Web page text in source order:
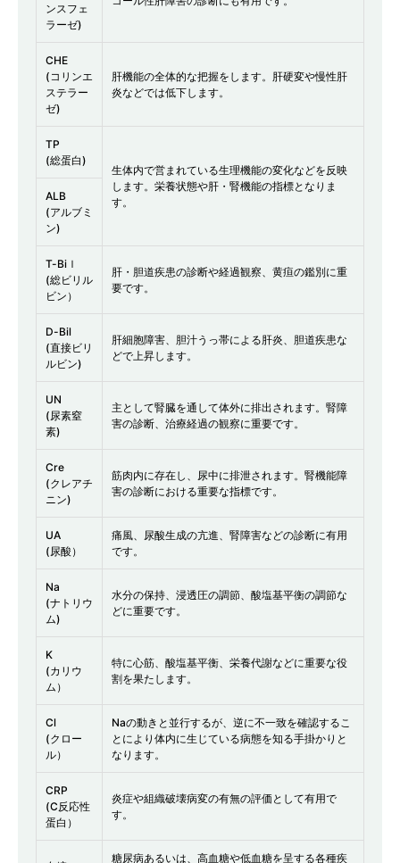
ンスフェ
ラーゼ)
CHE
(コリンエ
ステラー
ゼ)
肝機能の全体的な把握をします。肝硬変や慢性肝
炎などでは低下します。
TP
(総蛋白)
生体内で営まれている生理機能の変化などを反映
します。栄養状態や肝・腎機能の指標となりま
す。
ALB
(アルブミ
ン)
T-Biｌ
(総ビリル
ビン）
肝・胆道疾患の診断や経過観察、黄疸の鑑別に重
要です。
D-Bil
(直接ビリ
ルビン)
肝細胞障害、胆汁うっ帯による肝炎、胆道疾患な
どで上昇します。
UN
(尿素窒
素)
主として腎臓を通して体外に排出されます。腎障
害の診断、治療経過の観察に重要です。
Cre
(クレアチ
ニン)
筋肉内に存在し、尿中に排泄されます。腎機能障
害の診断における重要な指標です。
UA
(尿酸）
痛風、尿酸生成の亢進、腎障害などの診断に有用
です。
Na
(ナトリウ
ム)
水分の保持、浸透圧の調節、酸塩基平衡の調節な
どに重要です。
K
(カリウ
ム）
特に心筋、酸塩基平衡、栄養代謝などに重要な役
割を果たします。
Cl
(クロー
ル）
Naの動きと並行するが、逆に不一致を確認するこ
とにより体内に生じている病態を知る手掛かりと
なります。
CRP
(C反応性
蛋白）
炎症や組織破壊病変の有無の評価として有用で
す。
糖尿病あるいは、高血糖や低血糖を呈する各種疾